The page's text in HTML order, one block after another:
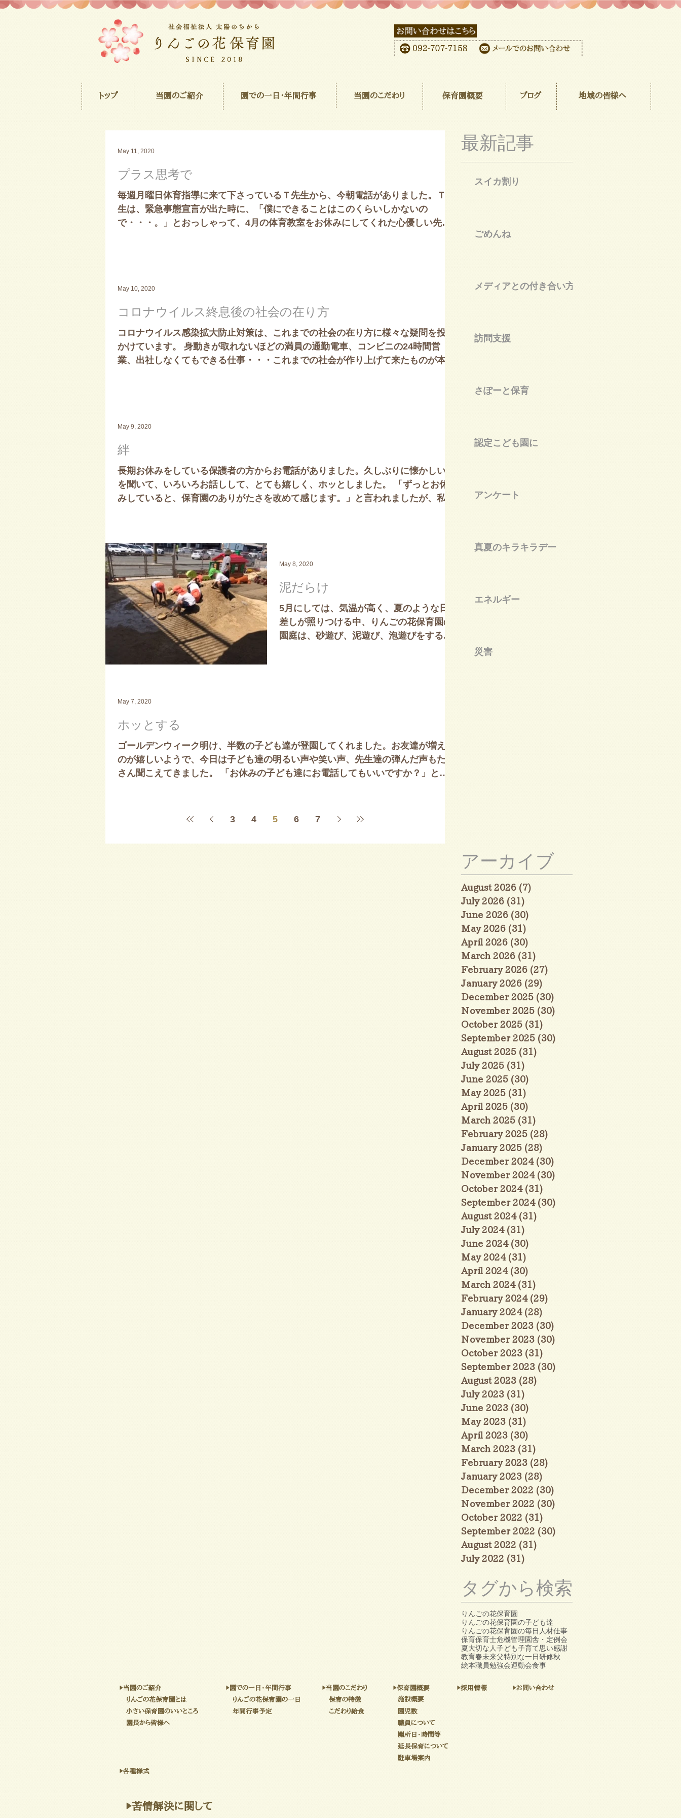
トップ 当園のご紹介 園での一日･年間行事 当園のこだわり 保育園概要 ブログ 地域の皆様へ
プラス思考で
毎週月曜日体育指導に来て下さっているＴ先生から、今朝電話がありました。Ｔ先
生は、緊急事態宣言が出た時に、「僕にできることはこのくらいしかないの
で・・・。」とおっしゃって、4月の体育教室をお休みにしてくれた心優しい先生
May 11, 2020
コロナウイルス終息後の社会の在り方
コロナウイルス感染拡大防止対策は、これまでの社会の在り方に様々な疑問を投げ
かけています。 身動きが取れないほどの満員の通勤電車、コンビニの24時間営
業、出社しなくてもできる仕事・・・これまでの社会が作り上げて来たものが本当
May 10, 2020
絆
長期お休みをしている保護者の方からお電話がありました。久しぶりに懐かしい声
を聞いて、いろいろお話しして、とても嬉しく、ホッとしました。 「ずっとお休
みしていると、保育園のありがたさを改めて感じます。」と言われましたが、私の
May 9, 2020
泥だらけ
5月にしては、気温が高く、夏のような日
差しが照りつける中、りんごの花保育園の
園庭は、砂遊び、泥遊び、泡遊びをする子
May 8, 2020
ホッとする
ゴールデンウィーク明け、半数の子ども達が登園してくれました。お友達が増えた
のが嬉しいようで、今日は子ども達の明るい声や笑い声、先生達の弾んだ声もたく
さん聞こえてきました。 「お休みの子ども達にお電話してもいいですか？」と先
May 7, 2020
3 4 5 6 7
最新記事
スイカ割り
ごめんね
メディアとの付き合い方
訪問支援
さぽーと保育
認定こども園に
アンケート
真夏のキラキラデー
エネルギー
災害
アーカイブ
August 2026 (7)
July 2026 (31)
June 2026 (30)
May 2026 (31)
April 2026 (30)
March 2026 (31)
February 2026 (27)
January 2026 (29)
December 2025 (30)
November 2025 (30)
October 2025 (31)
September 2025 (30)
August 2025 (31)
July 2025 (31)
June 2025 (30)
May 2025 (31)
April 2025 (30)
March 2025 (31)
February 2025 (28)
January 2025 (28)
December 2024 (30)
November 2024 (30)
October 2024 (31)
September 2024 (30)
August 2024 (31)
July 2024 (31)
June 2024 (30)
May 2024 (31)
April 2024 (30)
March 2024 (31)
February 2024 (29)
January 2024 (28)
December 2023 (30)
November 2023 (30)
October 2023 (31)
September 2023 (30)
August 2023 (28)
July 2023 (31)
June 2023 (30)
May 2023 (31)
April 2023 (30)
March 2023 (31)
February 2023 (28)
January 2023 (28)
December 2022 (30)
November 2022 (30)
October 2022 (31)
September 2022 (30)
August 2022 (31)
July 2022 (31)
タグから検索
りんごの花保育園
りんごの花保育園の子ども達
りんごの花保育園の毎日 人材仕事
保育保育士危機管理園舎・定例会
夏大切な人子ども子育て思い感謝
教育春未来父特別な一日研修秋
絵本職員勉強会運動会食事
▶当園のご紹介 ▶保育園概要
▶園での一日・年間行事 ▶当園のこだわり ▶お問い合わせ
▶採用情報
りんごの花保育園とは
保育の特徴
りんごの花保育園の一日
施設概要
小さい保育園のいいところ
こだわり給食
年間行事予定
園児数
園長から皆様へ
職員について
開所日・時間等
延長保育について
駐車場案内
▶各種様式
▶苦情解決に関して